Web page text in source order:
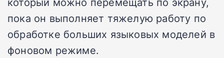
пока он выполняет тяжелую работу по
обработке больших языковых моделей в
фоновом режиме.